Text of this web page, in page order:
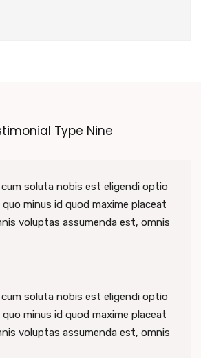
Type Nine
cum soluta nobis est eligendi optio
minus id quod maxime placeat
voluptas assumenda est, omnis
cum soluta nobis est eligendi optio
minus id quod maxime placeat
voluptas assumenda est, omnis